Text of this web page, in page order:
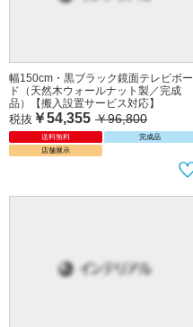
幅150cm・黒ブラック鏡面テレビボー
ド（天然木ウォールナット製／完成
品）【搬入設置サービス対応】
税抜 ￥54,355 ￥96,800
送料無料
完成品
店舗展示